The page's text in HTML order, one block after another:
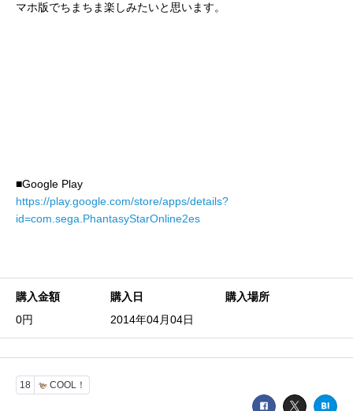
マホ版でちまちま楽しみたいと思います。
■Google Play
https://play.google.com/store/apps/details?
id=com.sega.PhantasyStarOnline2es
購入金額
0円
購入日
2014年04月04日
購入場所
18 COOL！